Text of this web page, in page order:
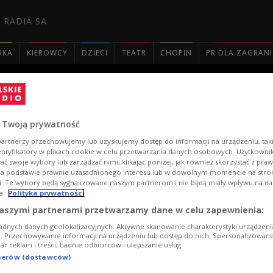
RADIA SA
KIEROWCY DZIECI TEATR CHOPIN PR DLA
Radio
Twoją prywatność
przechowujemy lub uzyskujemy dostęp do informacji na urządzeniu,
w plikach cookie w celu przetwarzania danych osobowych.
swoje wybory lub zarządzać nimi, klikając poniżej, jak również skorzystać z
podstawie prawnie uzasadnionego interesu lub w dowolnym momencie na
Te wybory będą sygnalizowane naszym partnerom i nie będą miały wpływu na
Polityka prywatności
partnerami przetwarzamy dane w celu zapewnienia:
danych geolokalizacyjnych. Aktywne skanowanie charakterystyki
Przechowywanie informacji na urządzeniu lub dostęp do nich.
reklam i treści, badnie odbiorców i ulepszanie usług.
(dostawców)